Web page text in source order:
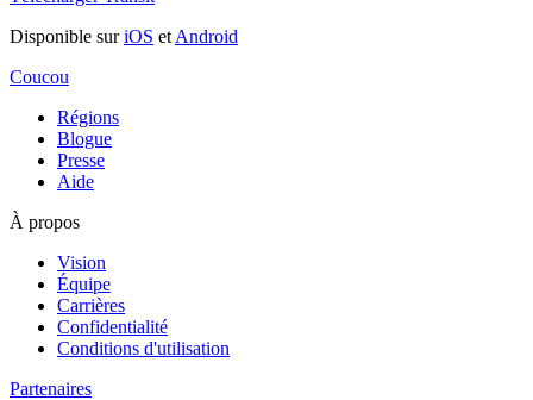
Disponible suriOS et Android
Coucou
Régions
Blogue
Presse
Aide
À propos
Vision
Équipe
Carrières
Confidentialité
Conditions d'utilisation
Partenaires